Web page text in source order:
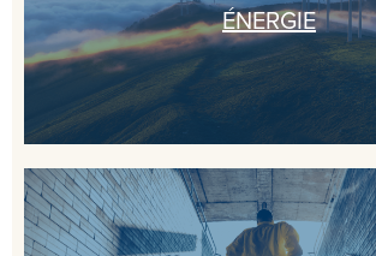
ÉNERGIE